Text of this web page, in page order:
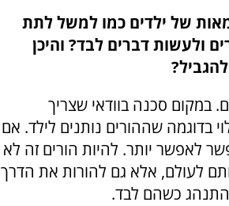
של ילדים כמו למשל לתת
ולעשות דברים לבד? והיכן
במקום סכנה בוודאי שצריך
בדוגמה שההורים נותנים לילד. אם
לאפשר יותר. להיות הורים זה לא
לעולם, אלא גם להורות את הדרך
כשהם לבד.